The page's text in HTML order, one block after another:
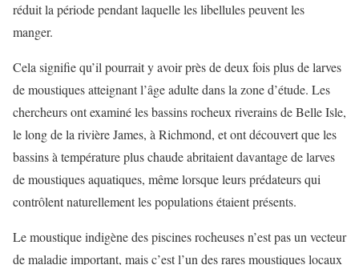
réduit la période pendant laquelle les libellules peuvent les
manger.
Cela signifie qu’il pourrait y avoir près de deux fois plus de larves
de moustiques atteignant l’âge adulte dans la zone d’étude. Les
chercheurs ont examiné les bassins rocheux riverains de Belle Isle,
le long de la rivière James, à Richmond, et ont découvert que les
bassins à température plus chaude abritaient davantage de larves
de moustiques aquatiques, même lorsque leurs prédateurs qui
contrôlent naturellement les populations étaient présents.
Le moustique indigène des piscines rocheuses n’est pas un vecteur
de maladie important, mais c’est l’un des rares moustiques locaux